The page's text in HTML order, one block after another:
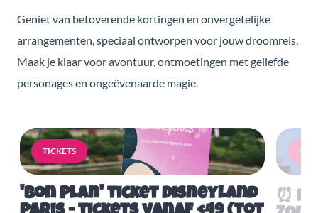
Geniet van betoverende kortingen en onvergetelijke
arrangementen, speciaal ontworpen voor jouw droomreis.
Maak je klaar voor avontuur, ontmoetingen met geliefde
personages en ongeëvenaarde magie.
TICKETS
'Bon Plan' ticket Disneyland
⏰